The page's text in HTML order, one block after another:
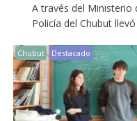
A través del Ministerio
Policía del Chubut
Chubut Destacado